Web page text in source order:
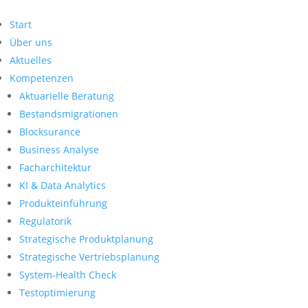
Start
Über uns
Aktuelles
Kompetenzen
Aktuarielle Beratung
Bestandsmigrationen
Blocksurance
Business Analyse
Facharchitektur
KI & Data Analytics
Produkteinführung
Regulatorik
Strategische Produktplanung
Strategische Vertriebsplanung
System-Health Check
Testoptimierung